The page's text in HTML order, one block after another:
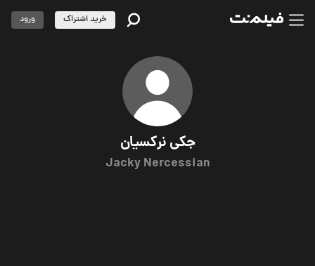
جکی نرکسیان
Jacky Nercessian
خرید اشتراک ورود